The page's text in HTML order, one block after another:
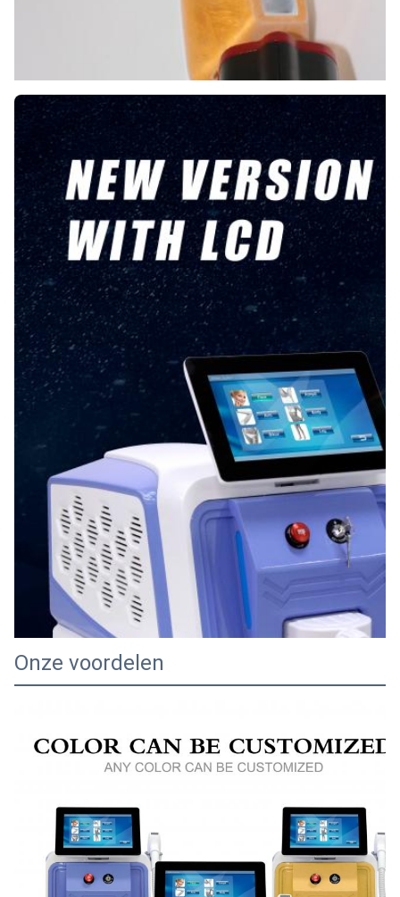
Onze voordelen